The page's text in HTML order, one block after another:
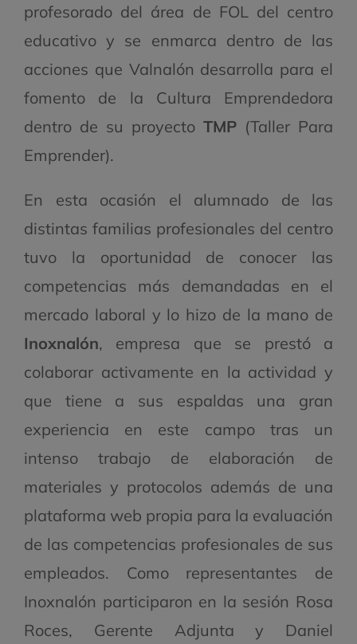
profesorado del área de FOL del centro
educativo y se enmarca dentro de las
acciones que Valnalón desarrolla para el
fomento de la Cultura Emprendedora
dentro de su proyecto TMP (Taller Para
Emprender).
En esta ocasión el alumnado de las
distintas familias profesionales del centro
tuvo la oportunidad de conocer las
competencias más demandadas en el
mercado laboral y lo hizo de la mano de
Inoxnalón, empresa que se prestó a
colaborar activamente en la actividad y
que tiene a sus espaldas una gran
experiencia en este campo tras un
intenso trabajo de elaboración de
materiales y protocolos además de una
plataforma web propia para la evaluación
de las competencias profesionales de sus
empleados. Como representantes de
Inoxnalón participaron en la sesión Rosa
Roces, Gerente Adjunta y Daniel